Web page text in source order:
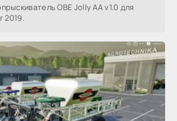
OBE Jolly AA v1.0 для
2019.